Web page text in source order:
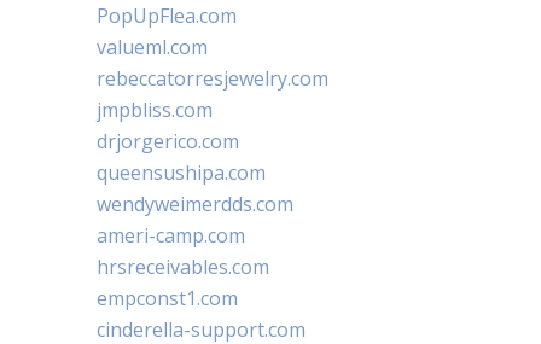
PopUpFlea.com
valueml.com
rebeccatorresjewelry.com
jmpbliss.com
drjorgerico.com
queensushipa.com
wendyweimerdds.com
ameri-camp.com
hrsreceivables.com
empconst1.com
cinderella-support.com